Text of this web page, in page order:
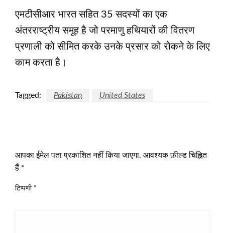
एमटीसीआर भारत सहित 35 सदस्यों का एक
अंतरराष्ट्रीय समूह है जो परमाणु हथियारों की वितरण
प्रणाली को सीमित करके उनके प्रसार को रोकने के लिए
काम करता है।
Tagged: Pakistan United States
आपका ईमेल पता प्रकाशित नहीं किया जाएगा. आवश्यक फ़ील्ड चिह्नित
हैं *
टिप्पणी *